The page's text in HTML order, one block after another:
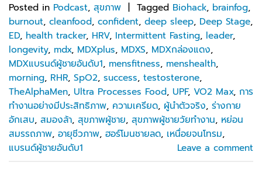
Posted in Podcast, สุขภาพ | Tagged Biohack, brainfog,
burnout, cleanfood, confident, deep sleep, Deep Stage,
ED, health tracker, HRV, Intermittent Fasting, leader,
longevity, mdx, MDXplus, MDXS, MDXกล่องแดง,
MDXแบรนด์ผู้ชายอันดับ1, mensfitness, menshealth,
morning, RHR, SpO2, success, testosterone,
TheAlphaMen, Ultra Processes Food, UPF, VO2 Max, การ
ทำงานอย่างมีประสิทธิภาพ, ความเครียด, ผู้นำตัวจริง, ร่างกาย
อักเสบ, สมองล้า, สุขภาพผู้ชาย, สุขภาพผู้ชายวัยทำงาน, หย่อน
สมรรถภาพ, อายุชีวภาพ, ฮอร์โมนชายลด, เหนื่อยจนโทรม,
แบรนด์ผู้ชายอันดับ1
Leave a comment